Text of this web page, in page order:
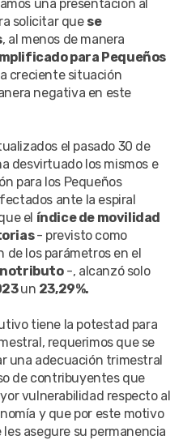
una presentación al
solicitar que se
, al menos de manera
para Pequeños
creciente situación
negativa en este
el pasado 30 de
desvirtuado los mismos e
para los Pequeños
ante la espiral
el índice de movilidad
- previsto como
los parámetros en el
-, alcanzó solo
un 23,29%.
tiene la potestad para
requerimos que se
una adecuación trimestral
de contribuyentes que
vulnerabilidad respecto al
y que por este motivo
asegure su permanencia